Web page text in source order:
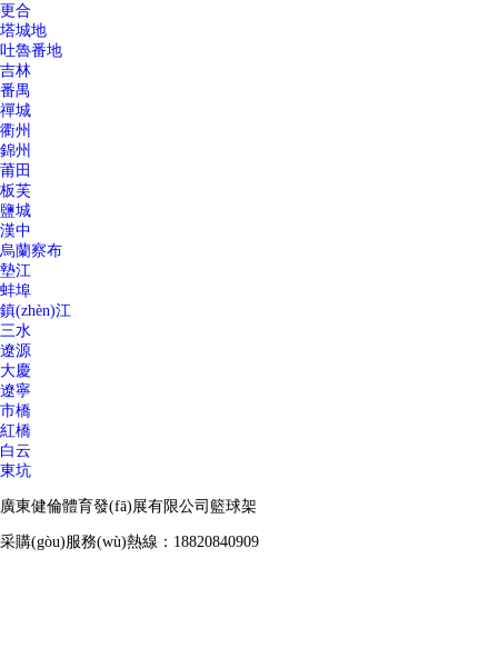
更合
塔城地
吐魯番地
吉林
番禺
禪城
衢州
錦州
莆田
板芙
鹽城
漢中
烏蘭察布
墊江
蚌埠
鎮(zhèn)江
三水
遼源
大慶
遼寧
市橋
紅橋
白云
東坑
廣東健倫體育發(fā)展有限公司籃球架
采購(gòu)服務(wù)熱線：18820840909